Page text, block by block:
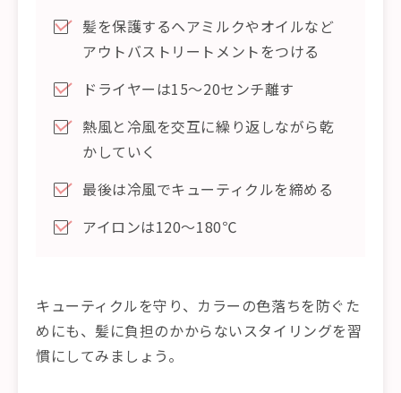
髪を保護するヘアミルクやオイルなど
アウトバストリートメントをつける
ドライヤーは15～20センチ離す
熱風と冷風を交互に繰り返しながら乾
かしていく
最後は冷風でキューティクルを締める
アイロンは120～180℃
キューティクルを守り、カラーの色落ちを防ぐた
めにも、髪に負担のかからないスタイリングを習
慣にしてみましょう。